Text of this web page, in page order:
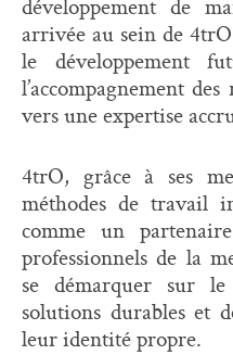
développement de
arrivée au sein de
le développement
l’accompagnement
vers une expertise
4trO, grâce à ses
méthodes de travail
comme un
professionnels de la
se démarquer sur
solutions durables et
leur identité propre.